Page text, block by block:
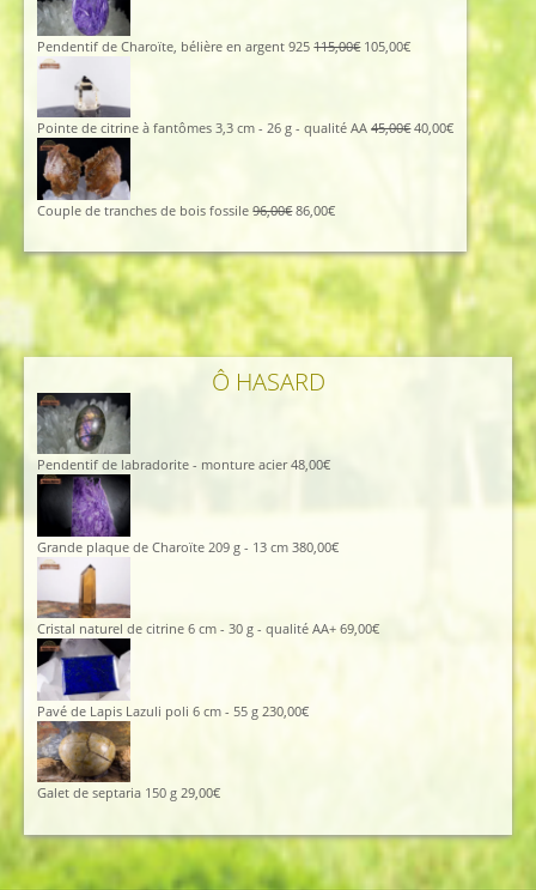
185,00€.129,00€.
Pendentif de Charoïte, bélière en argent 925 115,00€ Le
115,00€.
105,00€Le
105,00€.
Pointe de citrine à fantômes 3,3 cm - 26 g - qualité AA 45,00€Le
40,00€Le
40,00€.
Couple de tranches de bois fossile 96,00€Le
initial
était :
96,00€.
86,00€Le
actuel
est :
86,00€.
Ô HASARD
Pendentif de labradorite - monture acier 48,00€
Grande plaque de Charoïte 209 g - 13 cm 380,00€
Cristal naturel de citrine 6 cm - 30 g - qualité AA+ 69,00€
Pavé de Lapis Lazuli poli 6 cm - 55 g 230,00€
Galet de septaria 150 g 29,00€